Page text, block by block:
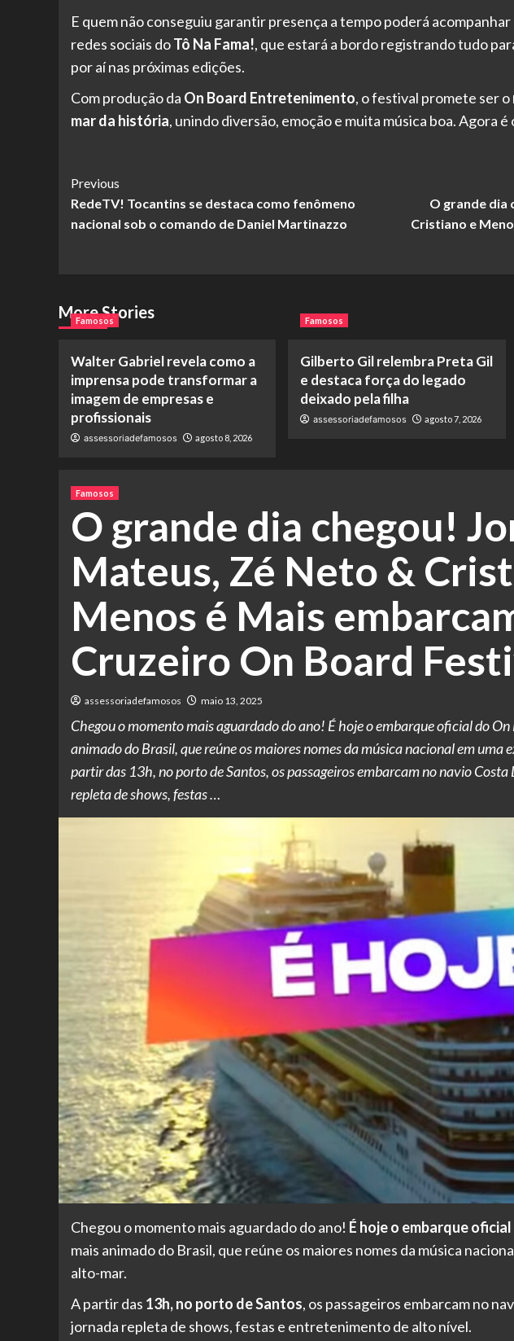
E quem não conseguiu garantir presença a tempo poderá
redes sociais doTô Na Fama!, que estará a bordo registrando tudo
por aí nas próximas edições.
Com produção da On Board Entretenimento, o festival promete ser o
mar da história, unindo diversão, emoção e muita música boa. Agora é
Post
Navigation
Previous
RedeTV! Tocantins se destaca como fenômeno
nacional sob o comando de Daniel Martinazzo
O grande dia
Cristiano e
More Stories
Famosos
Walter Gabriel revela como a
imprensa pode transformar a
imagem de empresas e
profissionais
assessoriadefamosos agosto 8, 2026
Famosos
Gilberto Gil relembra Preta Gil
e destaca força do legado
deixado pela filha
assessoriadefamosos agosto 7, 2026
Famosos
O grande dia chegou!
Mateus, Zé Neto &
Menos é Mais
Cruzeiro On Board
assessoriadefamosos maio 13, 2025
Chegou o momento mais aguardado do ano! É hoje o embarque oficial do
animado do Brasil, que reúne os maiores nomes da música nacional em uma
partir das 13h, no porto de Santos, os passageiros embarcam no navio
repleta de shows, festas …
Chegou o momento mais aguardado do ano! É hoje o embarque
mais animado do Brasil, que reúne os maiores nomes da música
alto-mar.
A partir das 13h, no porto de Santos, os passageiros embarcam no
jornada repleta de shows, festas e entretenimento de alto nível.